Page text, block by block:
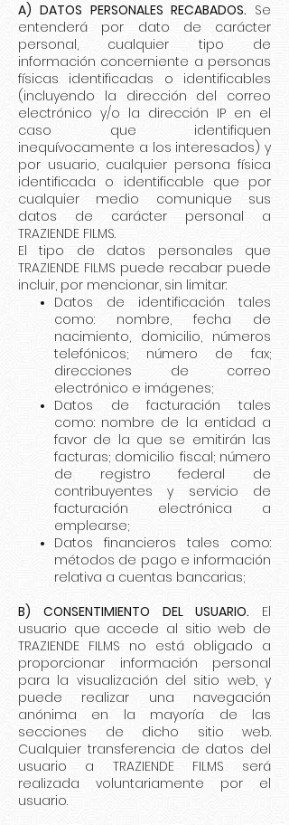
A) DATOS PERSONALES RECABADOS. Se
entenderá por dato de carácter
personal, cualquier tipo de
información concerniente a personas
físicas identificadas o identificables
(incluyendo la dirección del correo
electrónico y/o la dirección IP en el
caso que identifiquen
inequívocamente a los interesados) y
por usuario, cualquier persona física
identificada o identificable que por
cualquier medio comunique sus
datos de carácter personal a
TRAZIENDE FILMS.
El tipo de datos personales que
TRAZIENDE FILMS puede recabar puede
incluir, por mencionar, sin limitar:
Datos de identificación tales
como: nombre, fecha de
nacimiento, domicilio, números
telefónicos; número de fax;
direcciones de correo
electrónico e imágenes;
Datos de facturación tales
como: nombre de la entidad a
favor de la que se emitirán las
facturas; domicilio fiscal; número
de registro federal de
contribuyentes y servicio de
facturación electrónica a
emplearse;
Datos financieros tales como:
métodos de pago e información
relativa a cuentas bancarias;
B) CONSENTIMIENTO DEL USUARIO. El
usuario que accede al sitio web de
TRAZIENDE FILMS no está obligado a
proporcionar información personal
para la visualización del sitio web, y
puede realizar una navegación
anónima en la mayoría de las
secciones de dicho sitio web.
Cualquier transferencia de datos del
usuario a TRAZIENDE FILMS será
realizada voluntariamente por el
usuario.